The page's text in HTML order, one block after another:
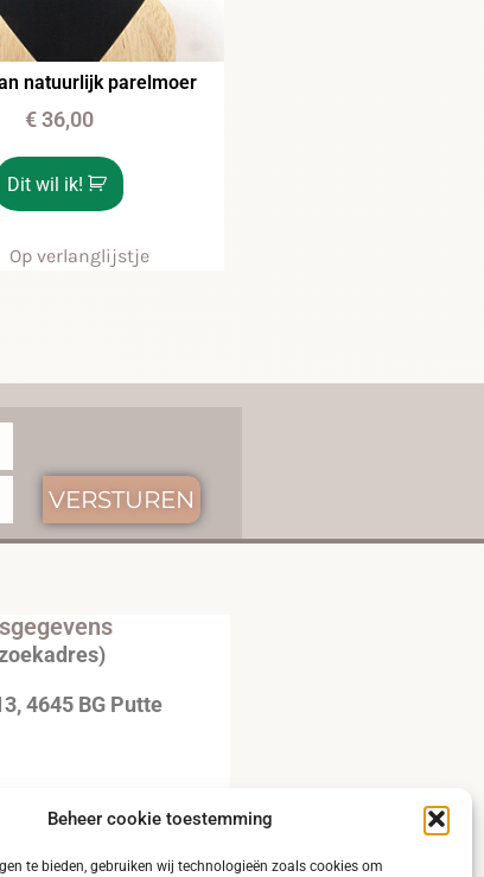
Beheer cookie toestemming
te bieden, gebruiken wij technologieën zoals cookies om
natuurlijk parelmoer
€36,00
Dit wil ik!
Op verlanglijstje
VERSTUREN
4645 BG Putte